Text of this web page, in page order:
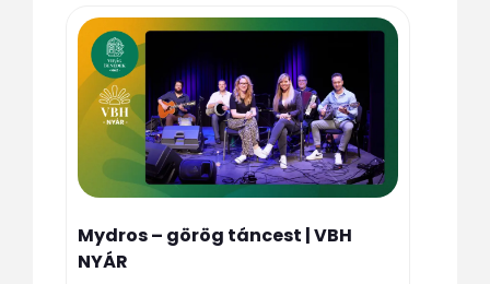
Mydros – görög táncest | VBH
NYÁR